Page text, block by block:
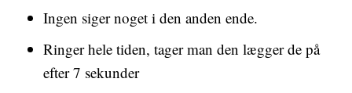
Ingen siger noget i den anden ende.
Ringer hele tiden, tager man den lægger de på
efter 7 sekunder